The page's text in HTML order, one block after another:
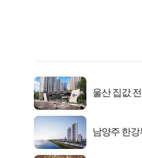
울산 집값
남양주 한강